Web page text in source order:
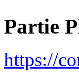
Partie
https://